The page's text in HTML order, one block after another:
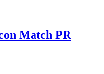
Match PR